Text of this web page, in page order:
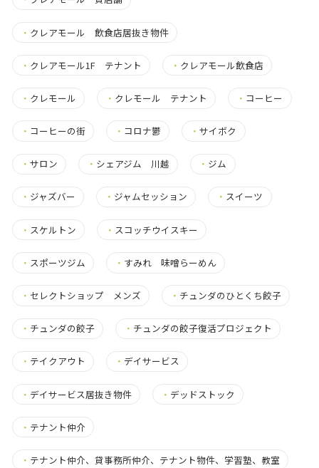
・ クレアモール 飲食店居抜き物件
・ クレアモール1F テナント ・ クレアモール飲食店
・ クレモール ・ クレモール テナント ・ コーヒー
・ コーヒーの街 ・ コロナ鬱 ・サイボク
・ サロン ・ シェアジム 川越 ・ ジム
・ ジャズバー ・ ジャムセッション ・ スイーツ
・ スケルトン ・ スコッチウイスキー
・ スポーツジム ・ すみれ 味噌らーめん
・ セレクトショップ メンズ ・ チュンダのひとくち餃子
・ チュンダの餃子 ・ チュンダの餃子復活プロジェクト
・ テイクアウト ・ デイサービス
・ デイサービス居抜き物件 ・ デッドストック
・ テナント仲介
・ テナント仲介、貸事務所仲介、テナント物件、学習塾、教室